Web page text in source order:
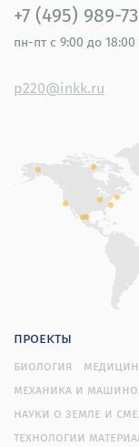
+7 (495) 989-
пн-пт с 9:00 до
p220@inkk.ru
проекты
биология
механика и
науки о земле и
технологии